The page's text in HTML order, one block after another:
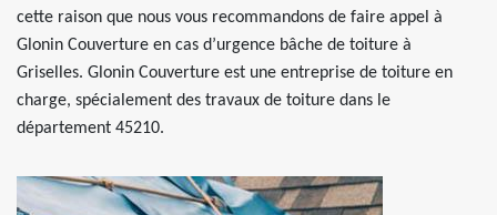
cette raison que nous vous recommandons de faire appel à
Glonin Couverture en cas d’urgence bâche de toiture à
Griselles. Glonin Couverture est une entreprise de toiture en
charge, spécialement des travaux de toiture dans le
département 45210.